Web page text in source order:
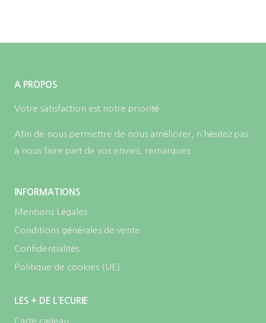
A PROPOS
Votre satisfaction est notre priorité.
Afin de nous permettre de nous améliorer, n’hésitez pas
à nous faire part de vos envies, remarques …
INFORMATIONS
Mentions Légales
Conditions générales de vente
Confidentialités
Politique de cookies (UE)
LES + DE L’ECURIE
Carte cadeau